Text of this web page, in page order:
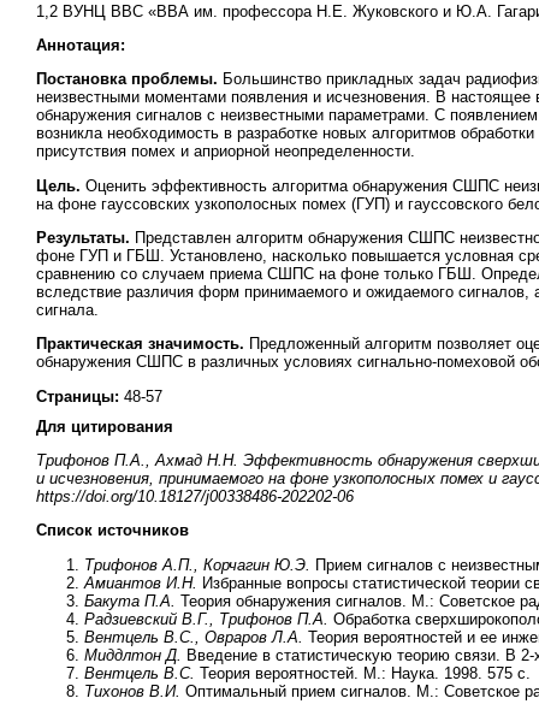
1,2 ВУНЦ ВВС «ВВА им. профессора Н.Е. Жуковского и Ю.А.
Аннотация:
Постановка проблемы. Большинство прикладных задач
неизвестными моментами появления и исчезновения. В
обнаружения сигналов с неизвестными параметрами. С
возникла необходимость в разработке новых алгоритмов
присутствия помех и априорной неопределенности.
Цель. Оценить эффективность алгоритма обнаружения СШПС
на фоне гауссовских узкополосных помех (ГУП) и гауссовского
Результаты. Представлен алгоритм обнаружения СШПС
фоне ГУП и ГБШ. Установлено, насколько повышается условная
сравнению со случаем приема СШПС на фоне только ГБШ.
вследствие различия форм принимаемого и ожидаемого
сигнала.
Практическая значимость. Предложенный алгоритм позволяет
обнаружения СШПС в различных условиях сигнально-помеховой
Страницы: 48-57
Для цитирования
Трифонов П.А., Ахмад Н.Н. Эффективность обнаружения
и исчезновения, принимаемого на фоне узкополосных помех и
https://doi.org/10.18127/j00338486-202202-06
Список источников
Трифонов А.П., Корчагин Ю.Э. Прием сигналов с
Амиантов И.Н. Избранные вопросы статистической теории
Бакута П.А. Теория обнаружения сигналов. М.: Советское
Радзиевский В.Г., Трифонов П.А. Обработка
Вентцель В.С.,
Овраров Л.А. Теория вероятностей и ее
Миддлтон Д. Введение в статистическую теорию связи. В
Вентцель В.С. Теория вероятностей. М.: Наука. 1998. 575 с.
Тихонов В.И. Оптимальный прием сигналов. М.: Советское